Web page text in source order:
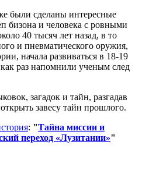
были сделаны интересные
бизона и человека с ровными
40 тысяч лет назад, в то
и пневматического оружия,
начала развиваться в 18-19
раз напомнили ученым след
загадок и тайн, разгадав
завесу тайн прошлого.
: "Тайна миссии и
переход «Лузитании»"